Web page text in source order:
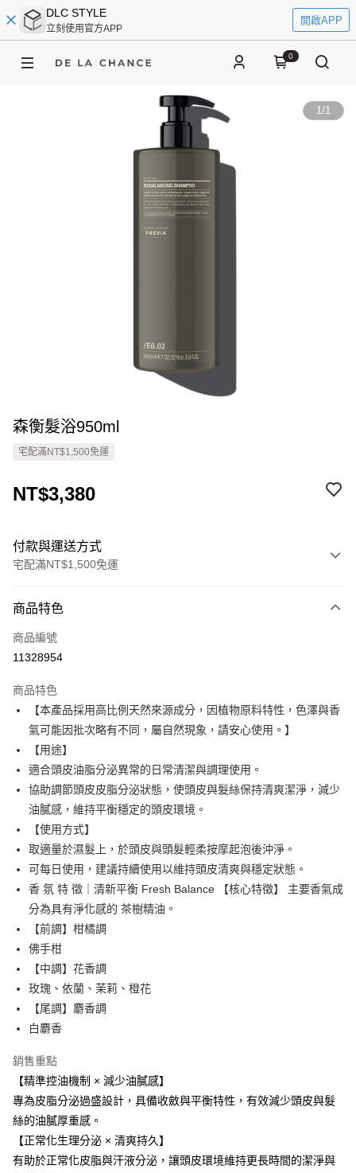
DLC STYLE
立刻使用官方APP
開啟APP
0
1/1
森衡髮浴950ml
宅配滿NT$1,500免運
NT$3,380
付款與運送方式
宅配滿NT$1,500免運
信用卡一次付款
Apple Pay
運送方式
黑貓宅急便
每筆NT$100，滿NT$1,500(含以上)免運費
商品特色
商品編號
11328954
商品特色
【本產品採用高比例天然來源成分，因植物原料特性，色澤與香
氣可能因批次略有不同，屬自然現象，請安心使用。】
【用途】
適合頭皮油脂分泌異常的日常清潔與調理使用。
協助調節頭皮皮脂分泌狀態，使頭皮與髮絲保持清爽潔淨，減少
油膩感，維持平衡穩定的頭皮環境。
【使用方式】
取適量於濕髮上，於頭皮與頭髮輕柔按摩起泡後沖淨。
可每日使用，建議持續使用以維持頭皮清爽與穩定狀態。
香 氛 特 徵｜清新平衡 Fresh Balance 【核心特徵】 主要香氣成
分為具有淨化感的 茶樹精油。
【前調】柑橘調
佛手柑
【中調】花香調
玫瑰、依蘭、茉莉、橙花
【尾調】麝香調
白麝香
銷售重點
【精準控油機制 × 減少油膩感】
專為皮脂分泌過盛設計，具備收斂與平衡特性，有效減少頭皮與髮
絲的油膩厚重感。
【正常化生理分泌 × 清爽持久】
有助於正常化皮脂與汗液分泌，讓頭皮環境維持更長時間的潔淨與